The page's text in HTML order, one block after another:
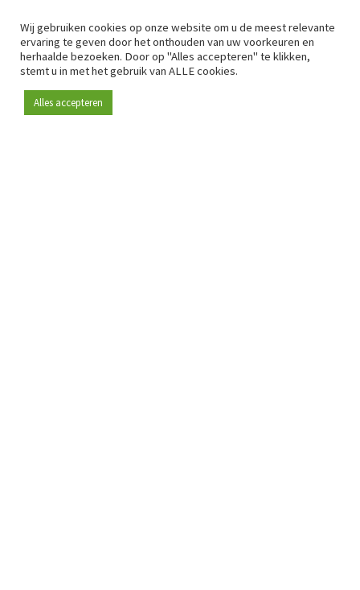
Wij gebruiken cookies op onze website om u de meest relevante
ervaring te geven door het onthouden van uw voorkeuren en
herhaalde bezoeken. Door op "Alles accepteren" te klikken,
stemt u in met het gebruik van ALLE cookies.
Alles accepteren